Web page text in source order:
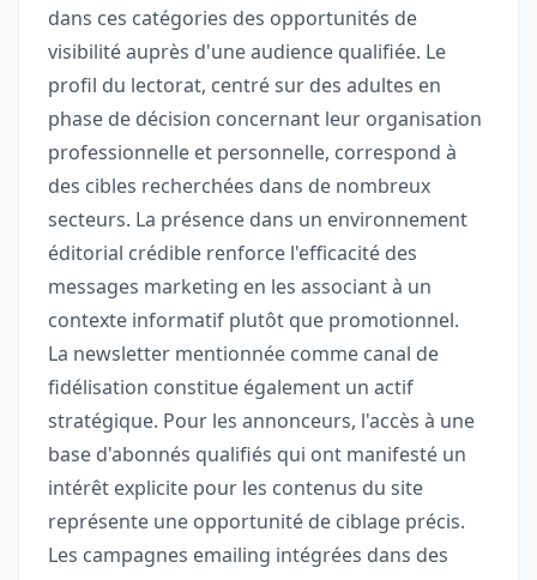
dans ces catégories des opportunités de
visibilité auprès d'une audience qualifiée. Le
profil du lectorat, centré sur des adultes en
phase de décision concernant leur organisation
professionnelle et personnelle, correspond à
des cibles recherchées dans de nombreux
secteurs. La présence dans un environnement
éditorial crédible renforce l'efficacité des
messages marketing en les associant à un
contexte informatif plutôt que promotionnel.
La newsletter mentionnée comme canal de
fidélisation constitue également un actif
stratégique. Pour les annonceurs, l'accès à une
base d'abonnés qualifiés qui ont manifesté un
intérêt explicite pour les contenus du site
représente une opportunité de ciblage précis.
Les campagnes emailing intégrées dans des